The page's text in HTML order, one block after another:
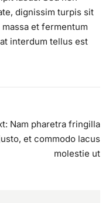
dignissim turpis sit
et fermentum
interdum tellus est
Nam pharetra fringilla
et commodo lacus
molestie ut